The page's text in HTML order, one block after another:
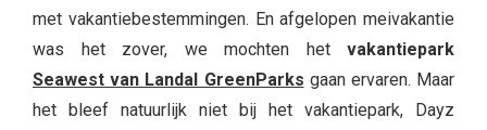
met vakantiebestemmingen. En afgelopen meivakantie
was het zover, we mochten het vakantiepark
Seawest van Landal GreenParks gaan ervaren. Maar
het bleef natuurlijk niet bij het vakantiepark, Dayz